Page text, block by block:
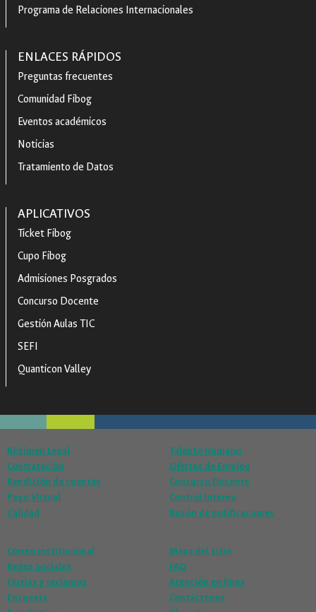
Programa de Relaciones Internacionales
ENLACES RÁPIDOS
Preguntas frecuentes
Comunidad Fibog
Eventos académicos
Noticias
Tratamiento de Datos
APLICATIVOS
Ticket Fibog
Cupo Fibog
Admisiones Posgrados
Concurso Docente
Gestión Aulas TIC
SEFI
Quanticon Valley
Régimen Legal
Contratación
Rendición de cuentas
Pago Virtual
Calidad
Talento Humano
Ofertas de Empleo
Concurso Docente
Control Interno
Buzón de notificaciones
Correo institucional
Redes Sociales
Quejas y reclamos
Encuesta
Mapa del sitio
FAQ
Atención en línea
Contáctenos